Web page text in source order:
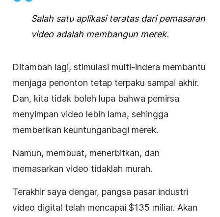
Salah satu aplikasi teratas dari pemasaran
video adalah membangun merek.
Ditambah lagi, stimulasi multi-indera membantu
menjaga penonton tetap terpaku sampai akhir.
Dan, kita tidak boleh lupa bahwa pemirsa
menyimpan video lebih lama, sehingga
memberikan keuntunganbagi merek.
Namun, membuat, menerbitkan, dan
memasarkan video tidaklah murah.
Terakhir saya dengar, pangsa pasar industri
video digital telah mencapai $135 miliar. Akan